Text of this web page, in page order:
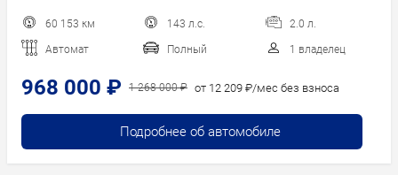
60 153 км 143 л.с. 2.0 л.
Автомат Полный 1 владелец
968 000 ₽ 1 268 000 ₽ от 12 209 ₽/мес без взноса
Подробнее об автомобиле